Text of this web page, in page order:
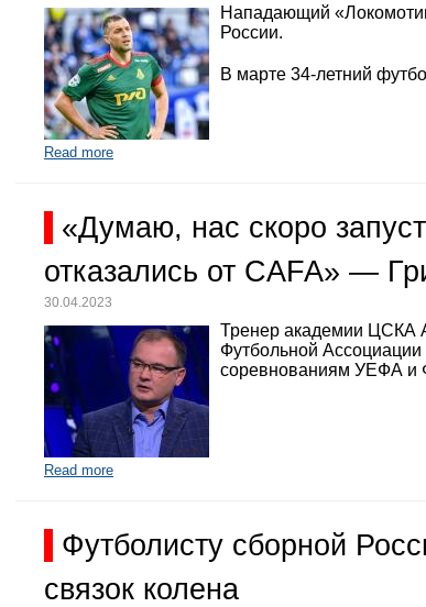
Нападающий
России.
В марте 34-летний
Read more
«Думаю, нас скоро
отказались от CAFA» —
30.04.2023
Тренер академии ЦСКА
Футбольной
соревнованиям УЕФА и
Read more
Футболисту сборной
связок колена